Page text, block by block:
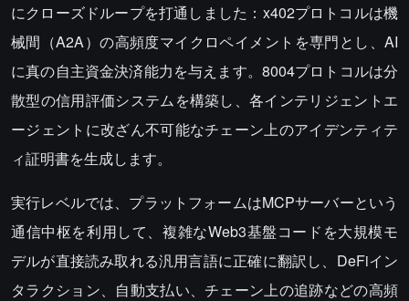
にクローズドループを打通しました：x402プロトコルは機
械間（A2A）の高頻度マイクロペイメントを専門とし、AI
に真の自主資金決済能力を与えます。8004プロトコルは分
散型の信用評価システムを構築し、各インテリジェントエ
ージェントに改ざん不可能なチェーン上のアイデンティテ
ィ証明書を生成します。
実行レベルでは、プラットフォームはMCPサーバーという
通信中枢を利用して、複雑なWeb3基盤コードを大規模モ
デルが直接読み取れる汎用言語に正確に翻訳し、DeFiイン
タラクション、自動支払い、チェーン上の追跡などの高頻